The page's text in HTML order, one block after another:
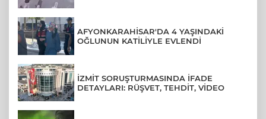
AFYONKARAHİSAR'DA 4 YAŞINDAKİ
OĞLUNUN KATİLİYLE EVLENDİ
İZMİT SORUŞTURMASINDA İFADE
DETAYLARI: RÜŞVET, TEHDİT, VİDEO